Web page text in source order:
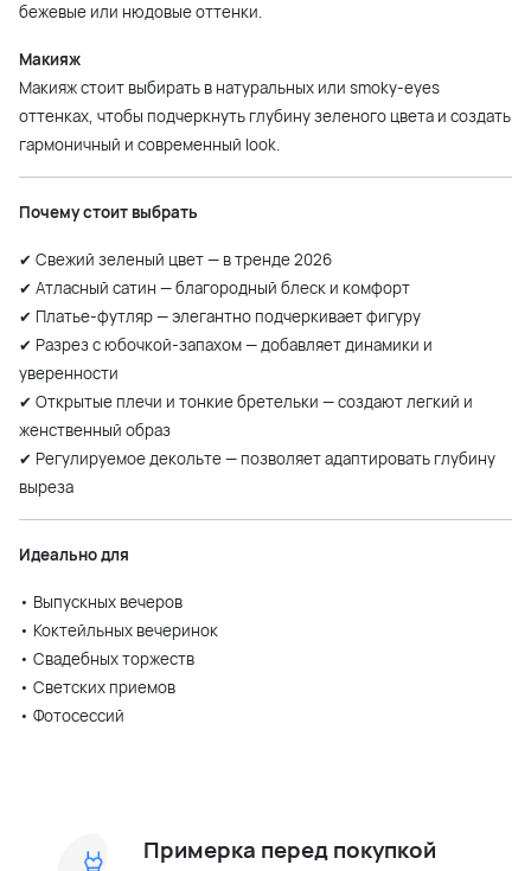
бежевые или нюдовые оттенки.
Макияж
Макияж стоит выбирать в натуральных или smoky-eyes
оттенках, чтобы подчеркнуть глубину зеленого цвета и создать
гармоничный и современный look.
Почему стоит выбрать
✔ Свежий зеленый цвет — в тренде 2026
✔ Атласный сатин — благородный блеск и комфорт
✔ Платье-футляр — элегантно подчеркивает фигуру
✔ Разрез с юбочкой-запахом — добавляет динамики и
уверенности
✔ Открытые плечи и тонкие бретельки — создают легкий и
женственный образ
✔ Регулируемое декольте — позволяет адаптировать глубину
выреза
Идеально для
• Выпускных вечеров
• Коктейльных вечеринок
• Свадебных торжеств
• Светских приемов
• Фотосессий
Примерка перед покупкой